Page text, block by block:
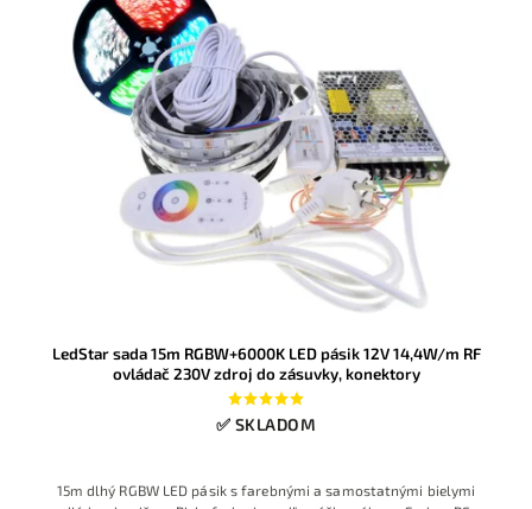
LedStar sada 15m RGBW+6000K LED pásik 12V 14,4W/m RF
ovládač 230V zdroj do zásuvky, konektory
✅ SKLADOM
15m dlhý RGBW LED pásik s farebnými a samostatnými bielymi